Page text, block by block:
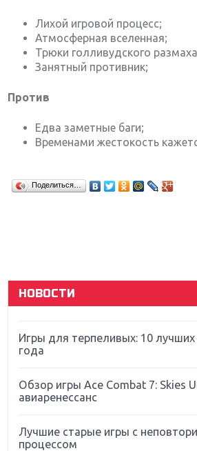
Лихой игровой процесс;
Атмосферная вселенная;
Трюки голливудского
Занятный противник;
Против
Едва заметные баги;
Временами жестокость
Поделиться…
НОВОСТИ
Sony
Far Cry 5: хвалить нельзя ругать
Игры для терпеливых: 10 лучших
года
Обзор игры Ace Combat 7: Skies
авиаренессанс
Лучшие старые игры с
процессом